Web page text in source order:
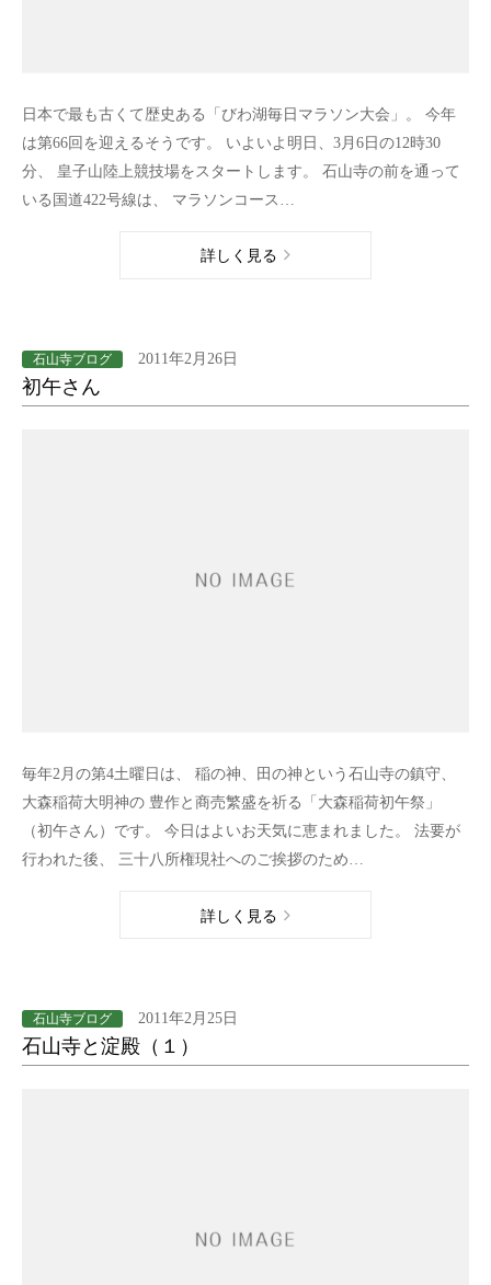
日本で最も古くて歴史ある「びわ湖毎日マラソン大会」。 今年
は第66回を迎えるそうです。 いよいよ明日、3月6日の12時30
分、 皇子山陸上競技場をスタートします。 石山寺の前を通って
いる国道422号線は、 マラソンコース…
詳しく見る
石山寺ブログ 2011年2月26日
初午さん
毎年2月の第4土曜日は、 稲の神、田の神という石山寺の鎮守、
大森稲荷大明神の 豊作と商売繁盛を祈る「大森稲荷初午祭」
（初午さん）です。 今日はよいお天気に恵まれました。 法要が
行われた後、 三十八所権現社へのご挨拶のため…
詳しく見る
石山寺ブログ 2011年2月25日
石山寺と淀殿（１）